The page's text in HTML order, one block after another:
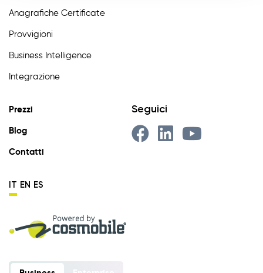
Anagrafiche Certificate
Provvigioni
Business Intelligence
Integrazione
Prezzi
Blog
Contatti
IT EN ES
Seguici